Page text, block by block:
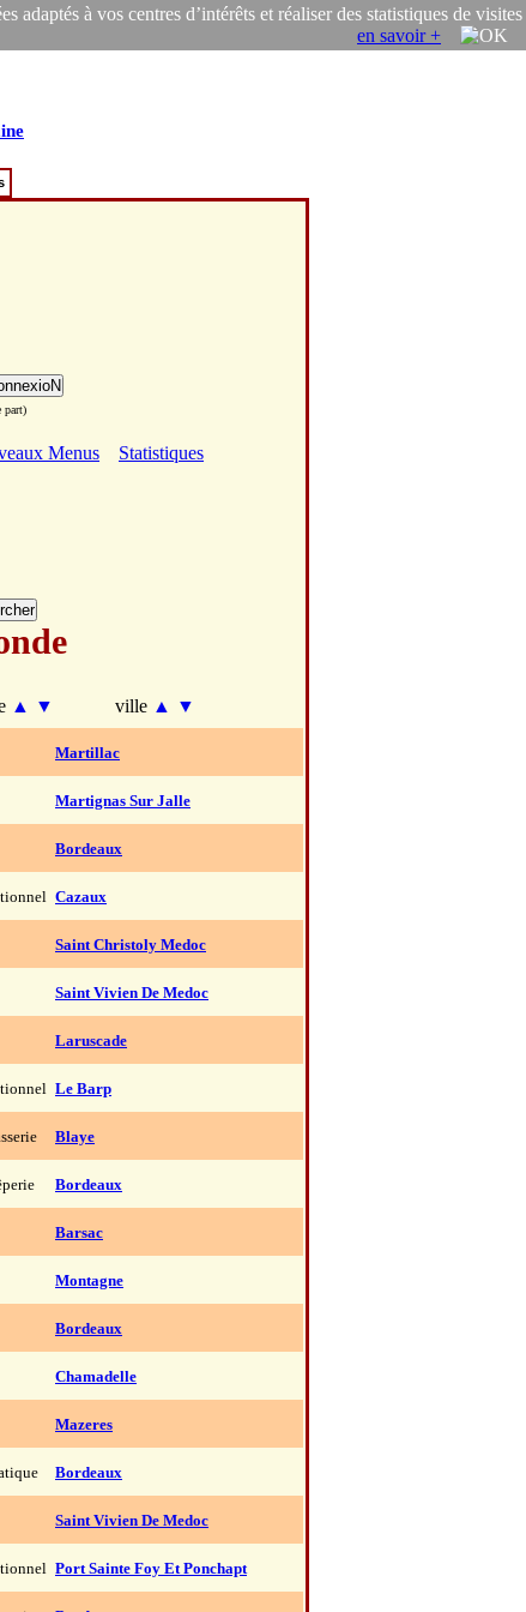
à vos centres d’intérêts et réaliser des statistiques de visites
en savoir +
part)
Menus
Statistiques
▲ ▼ ville ▲
▼
Martillac
Martignas Sur Jalle
Bordeaux
Cazaux
Saint Christoly Medoc
Saint Vivien De Medoc
Laruscade
Le Barp
Blaye
Bordeaux
Barsac
Montagne
Bordeaux
Chamadelle
Mazeres
Bordeaux
Saint Vivien De Medoc
Port Sainte Foy Et Ponchapt